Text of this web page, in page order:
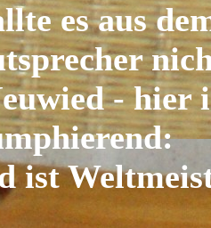
es aus
- hier
ist